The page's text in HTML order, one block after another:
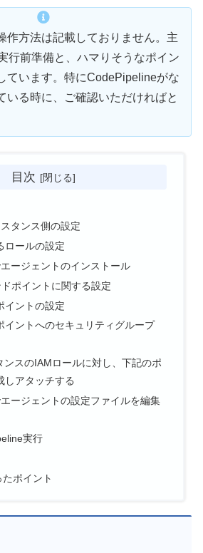
作方法は記載しておりません。主
行前準備と、ハマりそうなポイン
ています。特にCodePipelineがな
いる時に、ご確認いただければと
目次
タンス側の設定
ロールの設定
ージェントのインストール
ポイントに関する設定
イントの設定
イントへのセキュリティグループ
ンスのIAMロールに対し、下記のポ
しアタッチする
ージェントの設定ファイルを編集
実行
ポイント